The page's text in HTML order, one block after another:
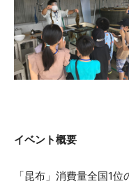
イベント概要
「昆布」消費量全国1